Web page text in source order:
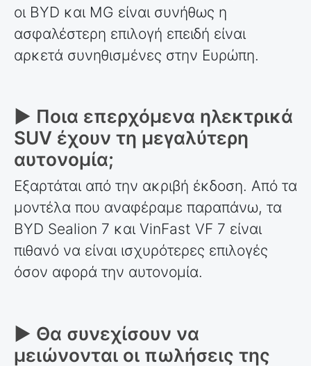
οι BYD και MG είναι συνήθως η
ασφαλέστερη επιλογή επειδή είναι
αρκετά συνηθισμένες στην Ευρώπη.
► Ποια επερχόμενα ηλεκτρικά
SUV έχουν τη μεγαλύτερη
αυτονομία;
Εξαρτάται από την ακριβή έκδοση. Από τα
μοντέλα που αναφέραμε παραπάνω, τα
BYD Sealion 7 και VinFast VF 7 είναι
πιθανό να είναι ισχυρότερες επιλογές
όσον αφορά την αυτονομία.
► Θα συνεχίσουν να
μειώνονται οι πωλήσεις της